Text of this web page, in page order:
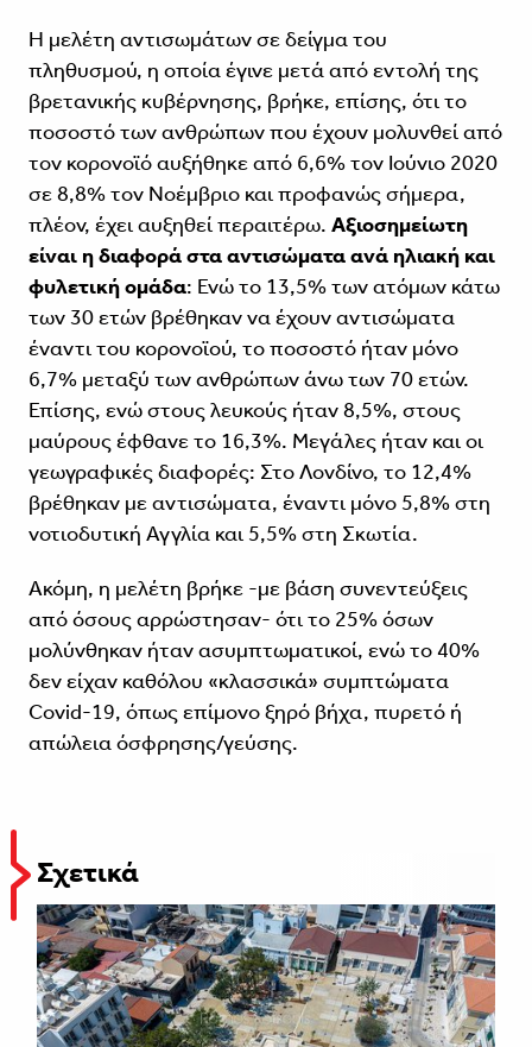
Η μελέτη αντισωμάτων σε δείγμα του
πληθυσμού, η οποία έγινε μετά από εντολή της
βρετανικής κυβέρνησης, βρήκε, επίσης, ότι το
ποσοστό των ανθρώπων που έχουν μολυνθεί από
τον κορονοϊό αυξήθηκε από 6,6% τον Ιούνιο 2020
σε 8,8% τον Νοέμβριο και προφανώς σήμερα,
πλέον, έχει αυξηθεί περαιτέρω. Αξιοσημείωτη
είναι η διαφορά στα αντισώματα ανά ηλιακή και
φυλετική ομάδα: Ενώ το 13,5% των ατόμων κάτω
των 30 ετών βρέθηκαν να έχουν αντισώματα
έναντι του κορονοϊού, το ποσοστό ήταν μόνο
6,7% μεταξύ των ανθρώπων άνω των 70 ετών.
Επίσης, ενώ στους λευκούς ήταν 8,5%, στους
μαύρους έφθανε το 16,3%. Μεγάλες ήταν και οι
γεωγραφικές διαφορές: Στο Λονδίνο, το 12,4%
βρέθηκαν με αντισώματα, έναντι μόνο 5,8% στη
νοτιοδυτική Αγγλία και 5,5% στη Σκωτία.
Ακόμη, η μελέτη βρήκε -με βάση συνεντεύξεις
από όσους αρρώστησαν- ότι το 25% όσων
μολύνθηκαν ήταν ασυμπτωματικοί, ενώ το 40%
δεν είχαν καθόλου «κλασσικά» συμπτώματα
Covid-19, όπως επίμονο ξηρό βήχα, πυρετό ή
απώλεια όσφρησης/γεύσης.
Σχετικά